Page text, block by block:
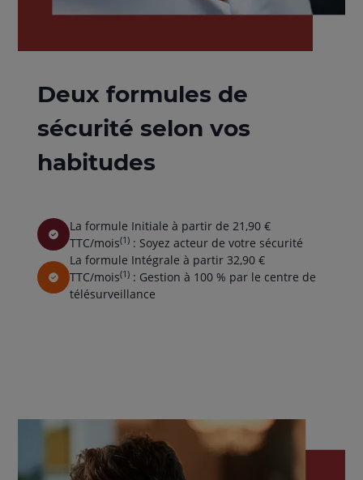
Deux formules de
sécurité selon vos
habitudes
La formule Initiale à partir de 21,90 €
TTC/mois(1) : Soyez acteur de votre sécurité
La formule Intégrale à partir 32,90 €
TTC/mois(1) : Gestion à 100 % par le centre de
télésurveillance